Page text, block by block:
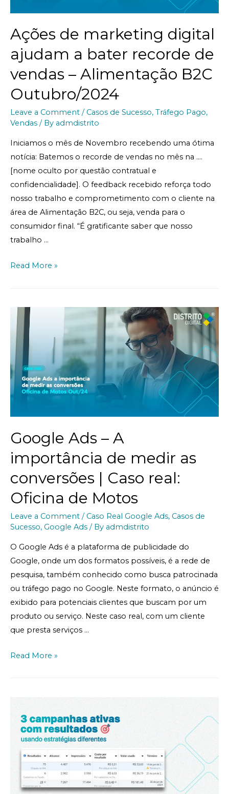
Ações de marketing digital
ajudam a bater recorde de
vendas – Alimentação B2C
Outubro/2024
Leave a Comment / Casos de Sucesso, Tráfego Pago,
Vendas / By admdistrito
Iniciamos o mês de Novembro recebendo uma ótima
notícia: Batemos o recorde de vendas no mês na ….
[nome oculto por questão contratual e
confidencialidade]. O feedback recebido reforça todo
nosso trabalho e comprometimento com o cliente na
área de Alimentação B2C, ou seja, venda para o
consumidor final. “É gratificante saber que nosso
trabalho …
Read More »
Google Ads – A
importância de medir as
conversões | Caso real:
Oficina de Motos
Leave a Comment / Caso Real Google Ads, Casos de
Sucesso, Google Ads / By admdistrito
O Google Ads é a plataforma de publicidade do
Google, onde um dos formatos possíveis, é a rede de
pesquisa, também conhecido como busca patrocinada
ou tráfego pago no Google. Neste formato, o anúncio é
exibido para potenciais clientes que buscam por um
produto ou serviço. Neste caso real, com um cliente
que presta serviços …
Read More »